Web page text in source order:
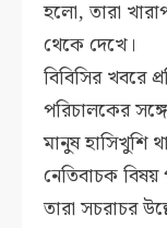
হলো, তারা
থেকে দেখে।
বিবিসির খবরে
পরিচালকের
মানুষ হাসিখুশি
নেতিবাচক
তারা সচরাচর